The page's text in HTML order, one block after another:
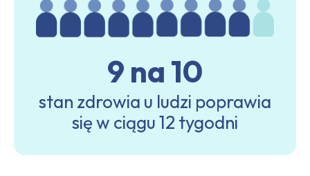
9 na 10
stan zdrowia u ludzi poprawia
się w ciągu 12 tygodni